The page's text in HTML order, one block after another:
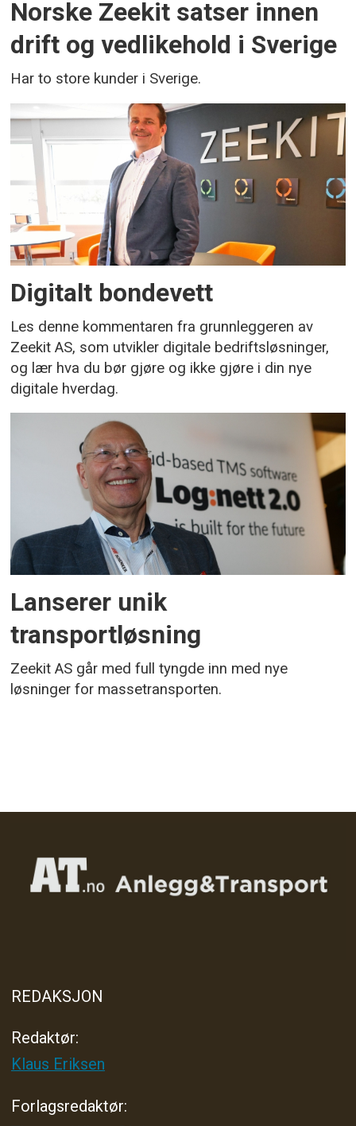
Norske Zeekit satser innen
drift og vedlikehold i Sverige
Har to store kunder i Sverige.
Digitalt bondevett
Les denne kommentaren fra grunnleggeren av
Zeekit AS, som utvikler digitale bedriftsløsninger,
og lær hva du bør gjøre og ikke gjøre i din nye
digitale hverdag.
Lanserer unik
transportløsning
Zeekit AS går med full tyngde inn med nye
løsninger for massetransporten.
REDAKSJON
Redaktør:
Klaus Eriksen
Forlagsredaktør: